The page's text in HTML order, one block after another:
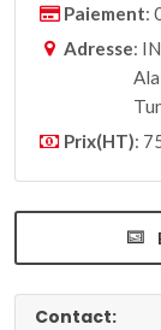
Paiement:
Adresse:
Prix(HT):
Contact: